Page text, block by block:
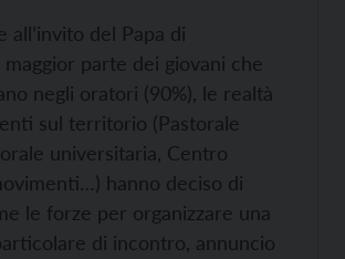
all’invito del Papa di
maggior parte dei giovani che
negli oratori (90%), le realtà
sul territorio (Pastorale
universitaria, Centro
hanno deciso di
le forze per organizzare una
di incontro, annuncio